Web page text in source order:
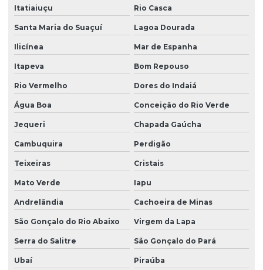
Itatiaiuçu Rio Casca
Santa Maria do Suaçuí Lagoa Dourada
Ilicínea Mar de Espanha
Itapeva Bom Repouso
Rio Vermelho Dores do Indaiá
Água Boa Conceição do Rio Verde
Jequeri Chapada Gaúcha
Cambuquira Perdigão
Teixeiras Cristais
Mato Verde Iapu
Andrelândia Cachoeira de Minas
São Gonçalo do Rio Abaixo Virgem da Lapa
Serra do Salitre São Gonçalo do Pará
Ubaí Piraúba